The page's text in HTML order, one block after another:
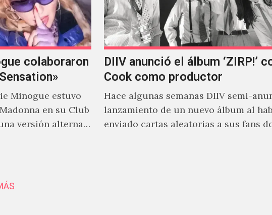
colaboraron
Minogue estuvo
en su Club
versión alterna
DIIV anunció el álbum ‘ZIRP!’
Cook como productor
Hace algunas semanas DIIV semi-
lanzamiento de un nuevo álbum al
enviado cartas aleatorias a sus fans